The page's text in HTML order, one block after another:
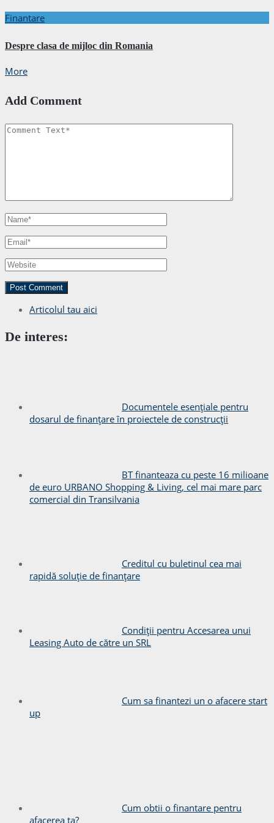
Finantare
Despre clasa de mijloc din Romania
More
Add Comment
Articolul tau aici
De interes:
Documentele esențiale pentru
dosarul de finanțare în proiectele de construcții
BT finanteaza cu peste 16 milioane
de euro URBANO Shopping & Living, cel mai mare parc
comercial din Transilvania
Creditul cu buletinul cea mai
rapidă soluție de finanțare
Condiții pentru Accesarea unui
Leasing Auto de către un SRL
Cum sa finantezi un o afacere start
up
Cum obtii o finantare pentru
afacerea ta?